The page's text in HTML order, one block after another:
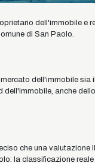
dell'immobile e
di San Paolo.
dell'immobile
anche
che una
la classificazione